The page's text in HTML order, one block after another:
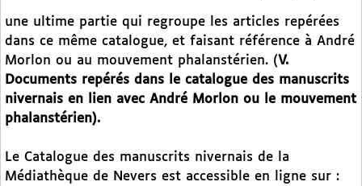
une ultime partie qui regroupe les articles repérées
dans ce même catalogue, et faisant référence à André
Morlon ou au mouvement phalanstérien. (V.
Documents repérés dans le catalogue des manuscrits
nivernais en lien avec André Morlon ou le mouvement
phalanstérien).
Le Catalogue des manuscrits nivernais de la
Médiathèque de Nevers est accessible en ligne sur :